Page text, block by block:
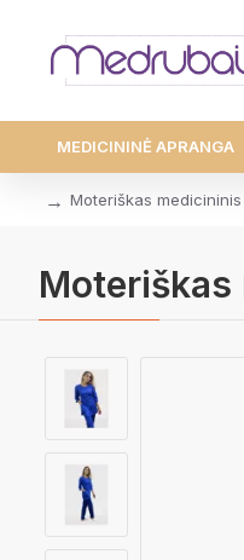
MEDICININĖ APRANGA
Moteriškas